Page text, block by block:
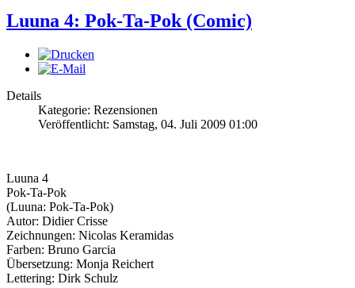
Luuna 4: Pok-Ta-Pok (Comic)
Details
Kategorie: Rezensionen
Veröffentlicht: Samstag, 04. Juli 2009 01:00
Luuna 4
Pok-Ta-Pok
(Luuna: Pok-Ta-Pok)
Autor: Didier Crisse
Zeichnungen: Nicolas Keramidas
Farben: Bruno Garcia
Übersetzung: Monja Reichert
Lettering: Dirk Schulz